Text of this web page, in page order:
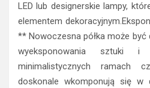
LED lub designerskie lampy,
elementem
** Nowoczesna półka może być
wyeksponowania sztuki
minimalistycznych ramach
doskonale wkomponują się w